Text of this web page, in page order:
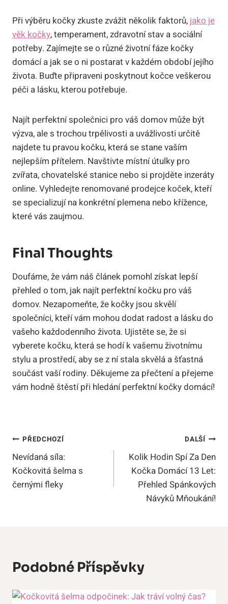
Při výběru kočky zkuste zvážit několik faktorů, jako je
věk kočky, temperament, zdravotní stav a sociální
potřeby. Zajímejte se o různé životní fáze kočky
domácí a jak se o ni postarat v každém období jejího
života. Buďte připraveni poskytnout kočce veškerou
péči a lásku, kterou potřebuje.
Najít perfektní společnici pro váš domov může být
výzva, ale s trochou trpělivosti a uvážlivosti určitě
najdete tu pravou kočku, která se stane vaším
nejlepším přítelem. Navštivte místní útulky pro
zvířata, chovatelské stanice nebo si projděte inzeráty
online. Vyhledejte renomované prodejce koček, kteří
se specializují na konkrétní plemena nebo křížence,
které vás zaujmou.
Final Thoughts
Doufáme, že vám náš článek pomohl získat lepší
přehled o tom, jak najít perfektní kočku pro váš
domov. Nezapomeňte, že kočky jsou skvělí
společníci, kteří vám mohou dodat radost a lásku do
vašeho každodenního života. Ujistěte se, že si
vyberete kočku, která se hodí k vašemu životnímu
stylu a prostředí, aby se z ní stala skvělá a šťastná
součást vaší rodiny. Děkujeme za přečtení a přejeme
vám hodně štěstí při hledání perfektní kočky domácí!
Navigace
Pro
Příspěvek
PŘEDCHOZÍ
Nevídaná síla:
Kočkovitá šelma s
černými fleky
DALŠÍ
Kolik Hodin Spí Za Den
Kočka Domácí 13 Let:
Přehled Spánkových
Návyků Mňoukání!
Podobné Příspěvky